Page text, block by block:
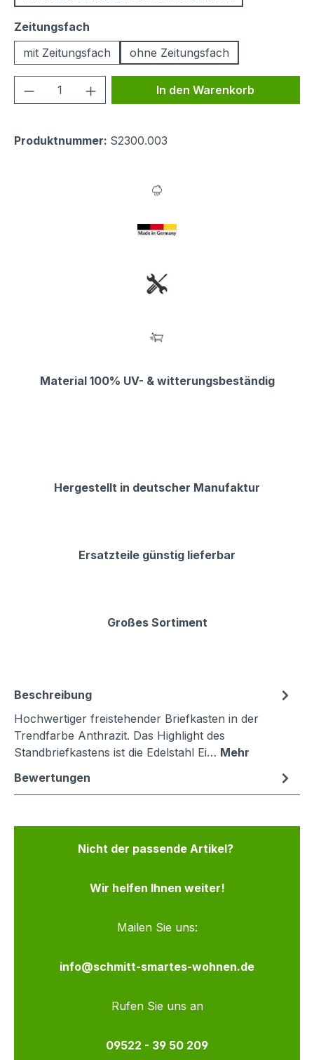
Zeitungsfach
mit Zeitungsfach
ohne Zeitungsfach
Produkt Anzahl: Gib denIn den Warenkorb
Produktnummer: S2300.003
Material 100% UV- & witterungsbeständig
Hergestellt in deutscher Manufaktur
Ersatzteile günstig lieferbar
Großes Sortiment
Beschreibung
Hochwertiger freistehender Briefkasten in der
Trendfarbe Anthrazit. Das Highlight des
Standbriefkastens ist die Edelstahl Ei… Mehr
Bewertungen
Nicht der passende Artikel?
Wir helfen Ihnen weiter!
Mailen Sie uns:
info@schmitt-smartes-wohnen.de
Rufen Sie uns an
09522 - 39 50 209